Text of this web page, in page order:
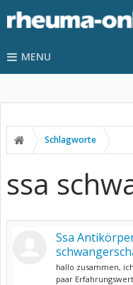
MENU
Schlagworte
ssa
Ssa
hallo zusammen,
paar